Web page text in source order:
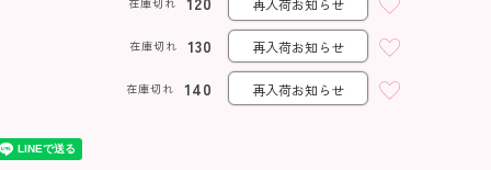
再入荷お知らせ
130
在庫切れ 再入荷お知らせ
140
在庫切れ 再入荷お知らせ